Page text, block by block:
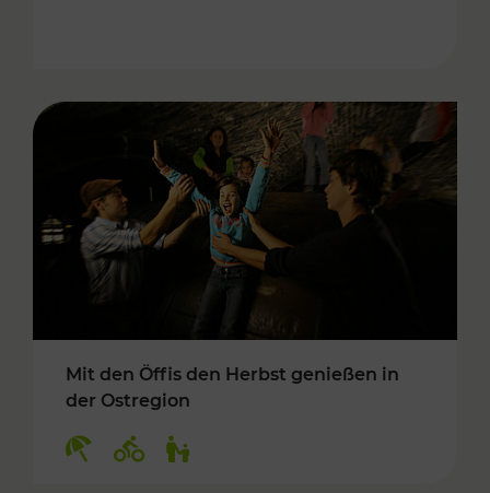
Mit den Öffis den Herbst genießen in
der Ostregion